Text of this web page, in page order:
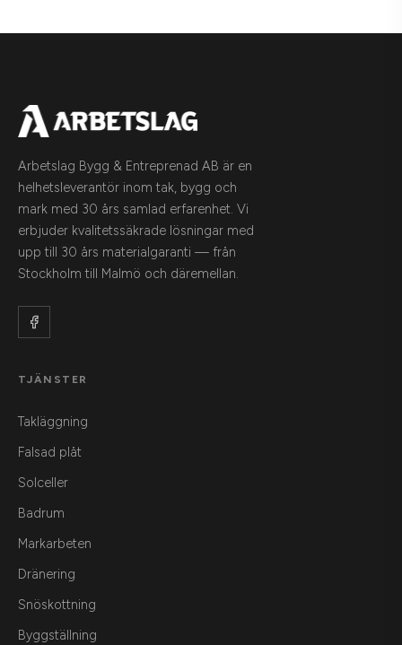
Arbetslag Bygg & Entreprenad AB är en
helhetsleverantör inom tak, bygg och
mark med 30 års samlad erfarenhet. Vi
erbjuder kvalitetssäkrade lösningar med
upp till 30 års materialgaranti — från
Stockholm till Malmö och däremellan.
TJÄNSTER
Takläggning
Falsad plåt
Solceller
Badrum
Markarbeten
Dränering
Snöskottning
Byggställning